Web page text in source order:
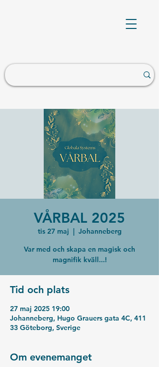
VÅRBAL 2025
tis 27 maj
  |
Johanneberg
Var med och skapa en magisk och
magnifik kväll...!
Tid och plats
27 maj 2025 19:00
Johanneberg, Hugo Grauers gata 4C, 411
33 Göteborg, Sverige
Om evenemanget